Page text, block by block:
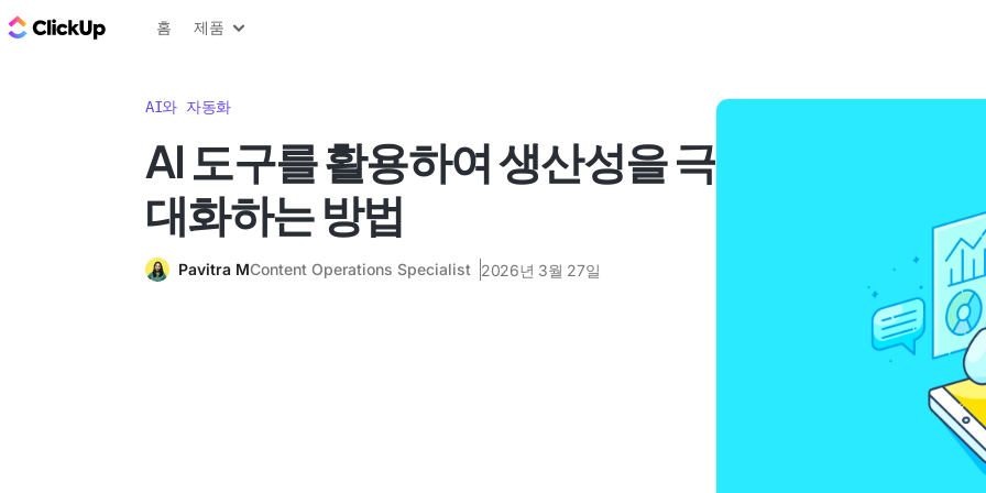
ClickUp 블로그
홈 제품
AI와 자동화
AI 도구를 활용하여 생산성을 극
대화하는 방법
Pavitra MContent Operations Specialist 2026년 3월 27일